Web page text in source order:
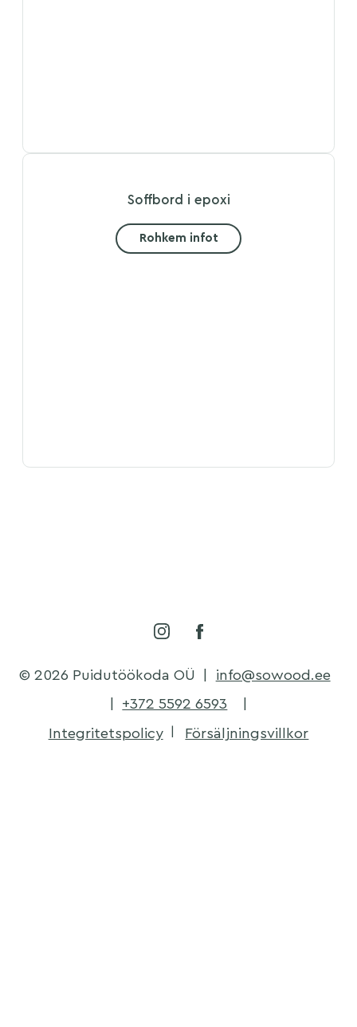
Soffbord i epoxi
Rohkem infot
© 2026 Puidutöökoda OÜ
info@sowood.ee
+372 5592 6593
Integritetspolicy
Försäljningsvillkor